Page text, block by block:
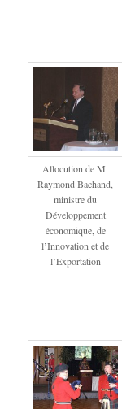
Allocution de M.
Raymond Bachand,
ministre du
Développement
économique, de
l’Innovation et de
l’Exportation